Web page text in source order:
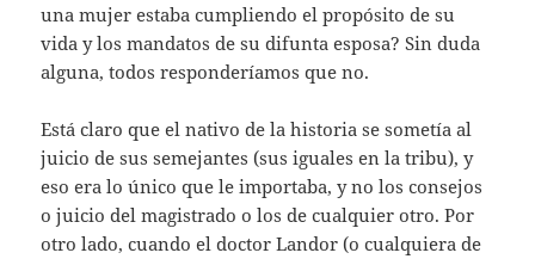
una mujer estaba cumpliendo el propósito de su
vida y los mandatos de su difunta esposa? Sin duda
alguna, todos responderíamos que no.
Está claro que el nativo de la historia se sometía al
juicio de sus semejantes (sus iguales en la tribu), y
eso era lo único que le importaba, y no los consejos
o juicio del magistrado o los de cualquier otro. Por
otro lado, cuando el doctor Landor (o cualquiera de